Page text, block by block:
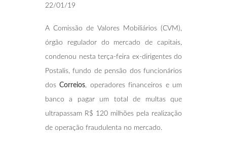
22/01/19
A Comissão de Valores Mobiliários (CVM),
órgão regulador do mercado de capitais,
condenou nesta terça-feira ex-dirigentes do
Postalis, fundo de pensão dos funcionários
dosCorreios , operadores financeiros e um
banco a pagar um total de multas que
ultrapassam R$ 120 milhões pela realização
de operação fraudulenta no mercado.